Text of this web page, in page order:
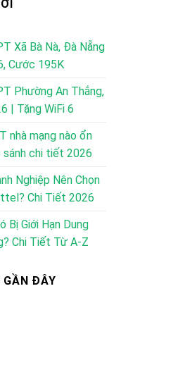
Xã Bà Nà, Đà Nẵng
Cước 195K
Phường An Thắng,
| Tặng WiFi 6
nhà mạng nào ổn
sánh chi tiết 2026
Nghiệp Nên Chọn
Chi Tiết 2026
Bị Giới Hạn Dung
Chi Tiết Từ A-Z
GẦN ĐÂY